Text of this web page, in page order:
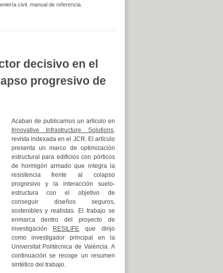
civil manual de referencia,
decisivo en el
progresivo de
Acaban de publicarnos un artículo en
Innovative Infrastructure Solutions,
revista indexada en el JCR. El artículo
presenta un marco de optimización
estructural para edificios con pórticos
de hormigón armado que integra la
resistencia frente al colapso
progresivo y la interacción suelo-
estructura con el objetivo de
conseguir diseños seguros,
sostenibles y realistas. El trabajo se
enmarca dentro del proyecto de
investigación
RESILIFE que dirijo
como investigador principal en la
Universitat Politècnica de València. A
continuación se recoge un resumen
sintético del trabajo.